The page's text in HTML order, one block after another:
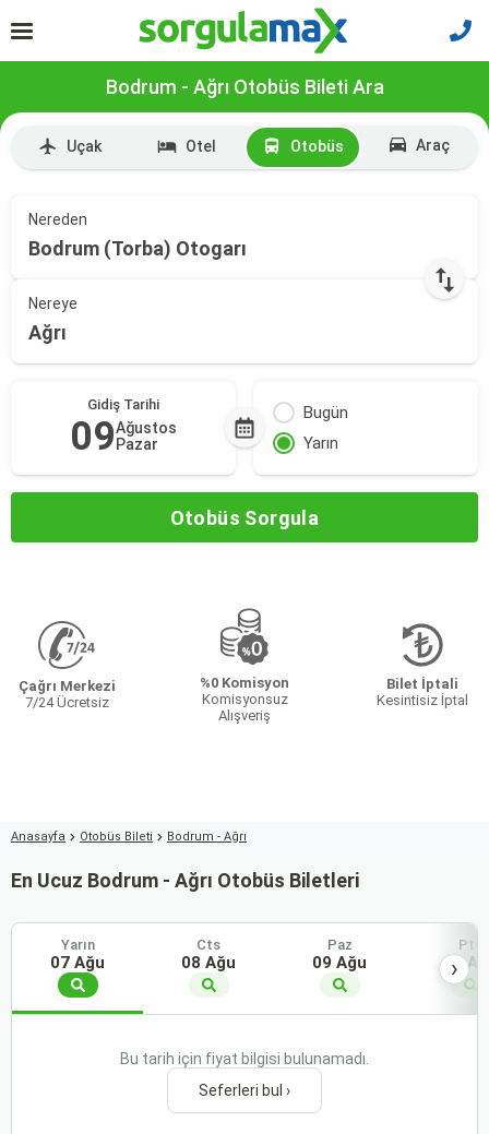
Bodrum - Ağrı Otobüs Bileti Ara
Uçak Otel Otobüs Araç
Nereden
Bodrum (Torba) Otogarı
Nereye
Ağrı
Gidiş Tarihi
09Ağustos
Pazar
Bugün
Yarın
Otobüs Sorgula
Çağrı Merkezi
7/24 Ücretsiz
%0 Komisyon
Komisyonsuz
Alışveriş
Bilet İptali
Kesintisiz İptal
Anasayfa Otobüs Bileti Bodrum - Ağrı
En Ucuz Bodrum - Ağrı Otobüs Biletleri
Yarın
07 Ağu
Cts
08 Ağu
Paz
09 Ağu
Pts
10
›
Bu tarih için fiyat bilgisi bulunamadı.
Seferleri bul ›